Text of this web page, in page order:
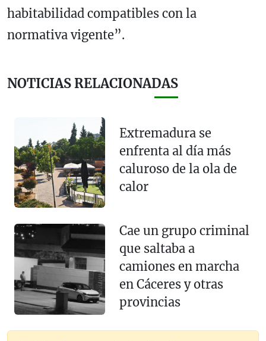
habitabilidad compatibles con la
normativa vigente”.
NOTICIAS RELACIONADAS
Extremadura se
enfrenta al día más
caluroso de la ola de
calor
Cae un grupo criminal
que saltaba a
camiones en marcha
en Cáceres y otras
provincias